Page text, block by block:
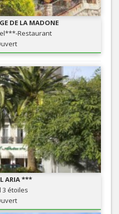
DE LA MADONE
Restaurant
ARIA ***
3 étoiles